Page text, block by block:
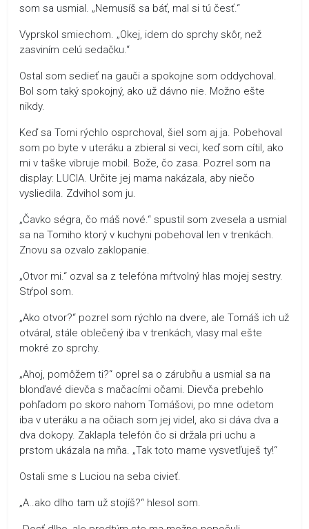
som sa usmial. „Nemusíš sa báť, mal si tú česť.“
Vyprskol smiechom. „Okej, idem do sprchy skôr, než
zasviním celú sedačku.“
Ostal som sedieť na gauči a spokojne som oddychoval.
Bol som taký spokojný, ako už dávno nie. Možno ešte
nikdy.
Keď sa Tomi rýchlo osprchoval, šiel som aj ja. Pobehoval
som po byte v uteráku a zbieral si veci, keď som cítil, ako
mi v taške vibruje mobil. Bože, čo zasa. Pozrel som na
display: LUCIA. Určite jej mama nakázala, aby niečo
vysliedila. Zdvihol som ju.
„Čavko ségra, čo máš nové.“ spustil som zvesela a usmial
sa na Tomiho ktorý v kuchyni pobehoval len v trenkách.
Znovu sa ozvalo zaklopanie.
„Otvor mi.“ ozval sa z telefóna mŕtvolný hlas mojej sestry.
Stŕpol som.
„Ako otvor?“ pozrel som rýchlo na dvere, ale Tomáš ich už
otváral, stále oblečený iba v trenkách, vlasy mal ešte
mokré zo sprchy.
„Ahoj, pomôžem ti?“ oprel sa o zárubňu a usmial sa na
blonďavé dievča s mačacími očami. Dievča prebehlo
pohľadom po skoro nahom Tomášovi, po mne odetom
iba v uteráku a na očiach som jej videl, ako si dáva dva a
dva dokopy. Zaklapla telefón čo si držala pri uchu a
prstom ukázala na mňa. „Tak toto mame vysvetľuješ ty!“
Ostali sme s Luciou na seba civieť.
„A..ako dlho tam už stojíš?“ hlesol som.